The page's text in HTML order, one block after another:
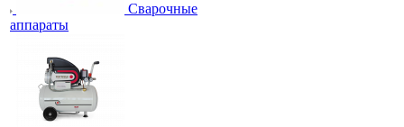
Сварочные
аппараты